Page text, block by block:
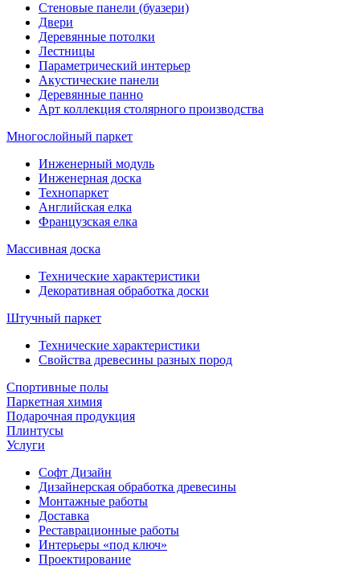
Стеновые панели (буазери)
Двери
Деревянные потолки
Лестницы
Параметрический интерьер
Акустические панели
Деревянные панно
Арт коллекция столярного производства
Многослойный паркет
Инженерный модуль
Инженерная доска
Технопаркет
Английская елка
Французская елка
Массивная доска
Технические характеристики
Декоративная обработка доски
Штучный паркет
Технические характеристики
Свойства древесины разных пород
Спортивные полы
Паркетная химия
Подарочная продукция
Плинтусы
Услуги
Софт Дизайн
Дизайнерская обработка древесины
Монтажные работы
Доставка
Реставрационные работы
Интерьеры «под ключ»
Проектирование